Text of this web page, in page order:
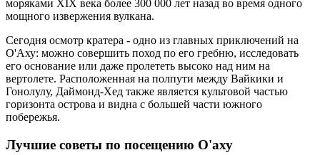
моряками XIX века более 300 000 лет назад во время одного
мощного извержения вулкана.
Сегодня осмотр кратера - одно из главных приключений на
О'Аху: можно совершить поход по его гребню, исследовать
его основание или даже пролететь высоко над ним на
вертолете. Расположенная на полпути между Вайкики и
Гонолулу, Даймонд-Хед также является культовой частью
горизонта острова и видна с большей части южного
побережья.
Лучшие советы по посещению О'аху